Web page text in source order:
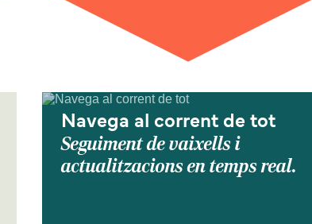
Navega al corrent de tot
Seguiment de vaixells i
actualitzacions en temps real.